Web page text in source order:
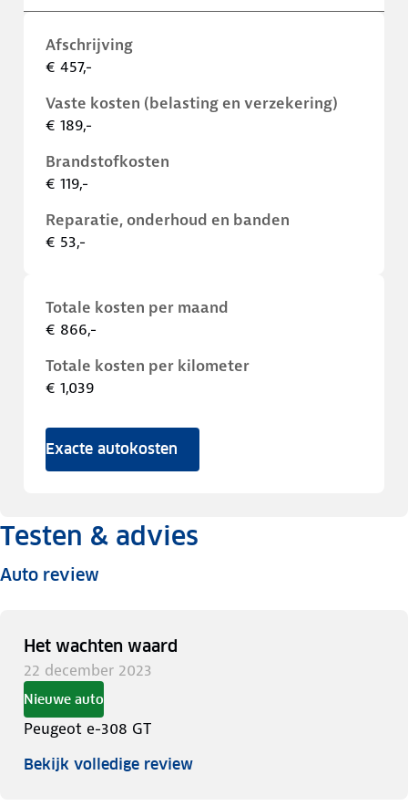
Afschrijving
€ 457,-
Vaste kosten (belasting en verzekering)
€ 189,-
Brandstofkosten
€ 119,-
Reparatie, onderhoud en banden
€ 53,-
Totale kosten per maand
€ 866,-
Totale kosten per kilometer
€ 1,039
Exacte autokosten
Testen & advies
Auto review
Het wachten waard
22 december 2023
Nieuwe auto
Peugeot e-308 GT
Bekijk volledige review